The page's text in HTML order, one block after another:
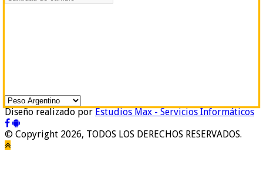
Diseño realizado porEstudios Max - Servicios Informáticos
© Copyright 2026, TODOS LOS DERECHOS RESERVADOS.